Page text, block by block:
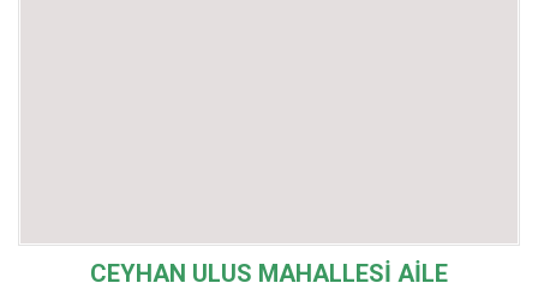
CEYHAN ULUS MAHALLESİ AİLE